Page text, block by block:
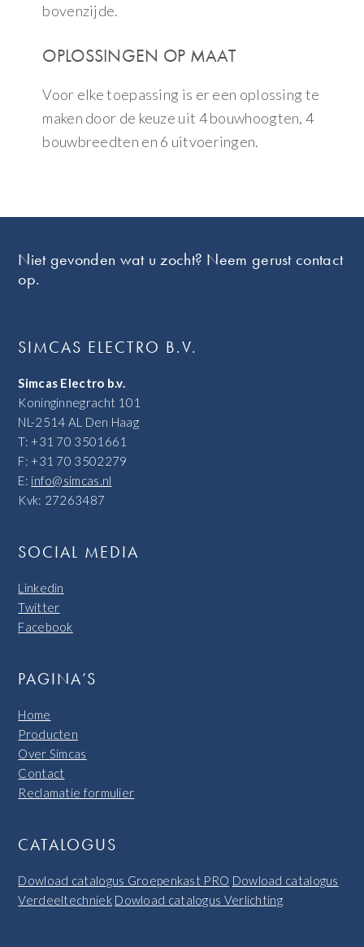
bovenzijde.
OPLOSSINGEN OP MAAT
Voor elke toepassing is er een oplossing te
maken door de keuze uit 4 bouwhoogten, 4
bouwbreedten en 6 uitvoeringen.
Niet gevonden wat u zocht? Neem gerust contact
op.
SIMCAS ELECTRO B.V.
Simcas Electro b.v.
Koninginnegracht 101
NL-2514 AL Den Haag
T: +31 70 3501661
F: +31 70 3502279
E: info@simcas.nl
Kvk: 27263487
SOCIAL MEDIA
Linkedin
Twitter
Facebook
PAGINA’S
Home
Producten
Over Simcas
Contact
Reclamatie formulier
CATALOGUS
Dowload catalogus Groepenkast PRO Dowload catalogus
Verdeeltechniek Dowload catalogus Verlichting